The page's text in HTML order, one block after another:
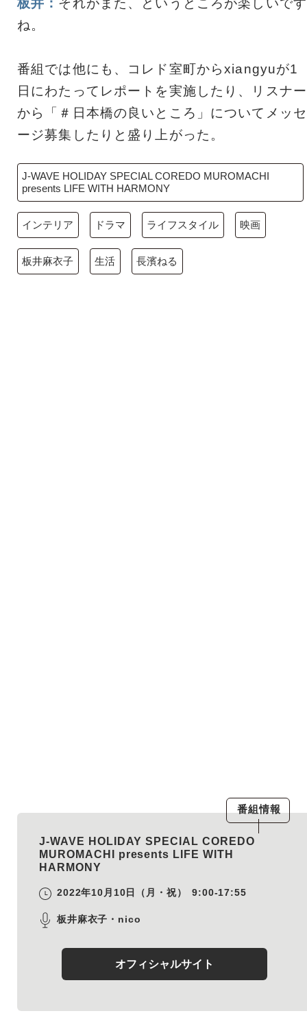
ね。
番組では他にも、コレド室町からxiangyuが1
日にわたってレポートを実施したり、リスナー
から「＃日本橋の良いところ」についてメッセ
ージ募集したりと盛り上がった。
J-WAVE HOLIDAY SPECIAL COREDO MUROMACHI
presents LIFE WITH HARMONY
インテリア ドラマ ライフスタイル 映画
板井麻衣子 生活 長濱ねる
番組情報
J-WAVE HOLIDAY SPECIAL COREDO
MUROMACHI presents LIFE WITH
HARMONY
2022年10月10日（月・祝） 9:00-17:55
板井麻衣子・nico
オフィシャルサイト